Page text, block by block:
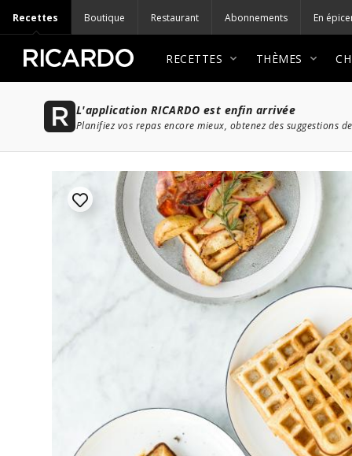
Recettes Boutique Restaurant Abonnements En
RECETTES THÈMES
L'application RICARDO est enfin arrivée
Planifiez vos repas encore mieux, obtenez des suggestions